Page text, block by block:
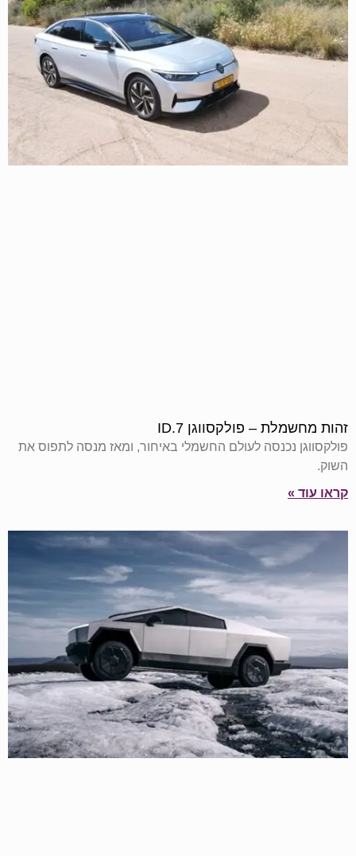
זהות מחשמלת – פולקסווגן 7.ID
פולקסווגן נכנסה לעולם החשמלי באיחור, ומאז מנסה לתפוס את
השוק.
קראו עוד »